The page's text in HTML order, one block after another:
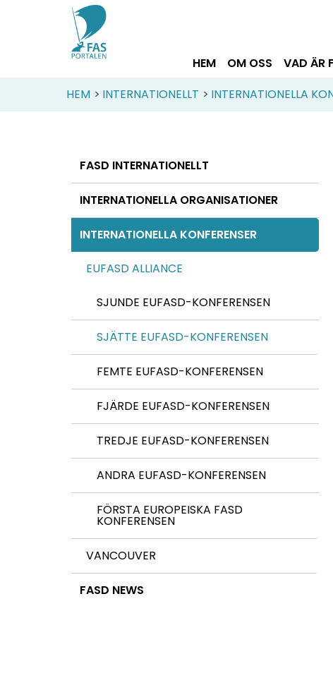
HEM OM OSS VAD ÄR
HEM > INTERNATIONELLT > INTERNATIONELLA
FASD INTERNATIONELLT
INTERNATIONELLA ORGANISATIONER
INTERNATIONELLA KONFERENSER
EUFASD ALLIANCE
SJUNDE EUFASD-KONFERENSEN
SJÄTTE EUFASD-KONFERENSEN
FEMTE EUFASD-KONFERENSEN
FJÄRDE EUFASD-KONFERENSEN
TREDJE EUFASD-KONFERENSEN
ANDRA EUFASD-KONFERENSEN
FÖRSTA EUROPEISKA FASD
KONFERENSEN
VANCOUVER
FASD NEWS